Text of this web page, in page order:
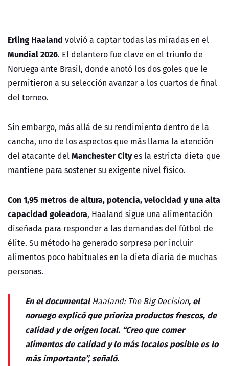
Erling Haaland volvió a captar todas las miradas en el
Mundial 2026. El delantero fue clave en el triunfo de
Noruega ante Brasil, donde anotó los dos goles que le
permitieron a su selección avanzar a los cuartos de final
del torneo.
Sin embargo, más allá de su rendimiento dentro de la
cancha, uno de los aspectos que más llama la atención
del atacante delManchester Cityes la estricta dieta que
mantiene para sostener su exigente nivel físico.
Con 1,95 metros de altura, potencia, velocidad y una alta
capacidad goleadora, Haaland sigue una alimentación
diseñada para responder a las demandas del fútbol de
élite. Su método ha generado sorpresa por incluir
alimentos poco habituales en la dieta diaria de muchas
personas.
En el documentalHaaland: The Big Decision, el
noruego explicó que prioriza productos frescos, de
calidad y de origen local. “Creo que comer
alimentos de calidad y lo más locales posible es lo
más importante”, señaló.